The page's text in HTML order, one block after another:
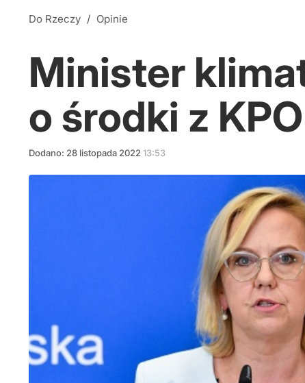
Do Rzeczy / Opinie
Minister
o środki z
Dodano: 28 listopada 2022 13:53